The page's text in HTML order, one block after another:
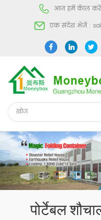
आज हमें कॅाल
एक संदेश भेजें :
पोर्टेबल